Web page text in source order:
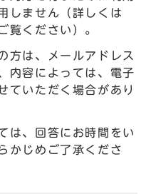
しません（詳しくは
覧ください）。
方は、メールアドレス
内容によっては、電子
ていただく場合があり
は、回答にお時間をい
かじめご了承くださ